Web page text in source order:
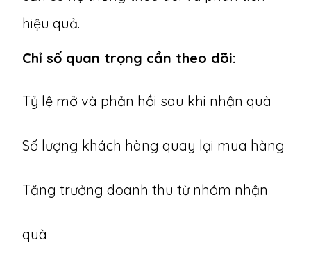
hiệu quả.
Chỉ số quan trọng cần theo dõi:
Tỷ lệ mở và phản hồi sau khi nhận quà
Số lượng khách hàng quay lại mua hàng
Tăng trưởng doanh thu từ nhóm nhận
quà